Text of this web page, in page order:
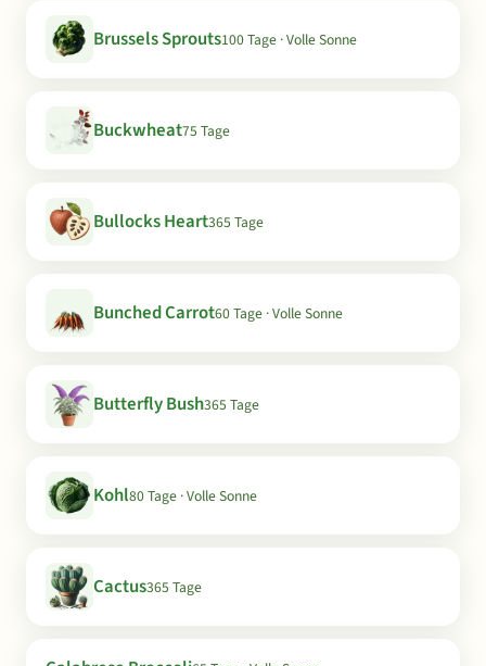
Brussels Sprouts100 Tage · Volle Sonne
Buckwheat75 Tage
Bullocks Heart365 Tage
Bunched Carrot60 Tage · Volle Sonne
Butterfly Bush365 Tage
Kohl80 Tage · Volle Sonne
Cactus365 Tage